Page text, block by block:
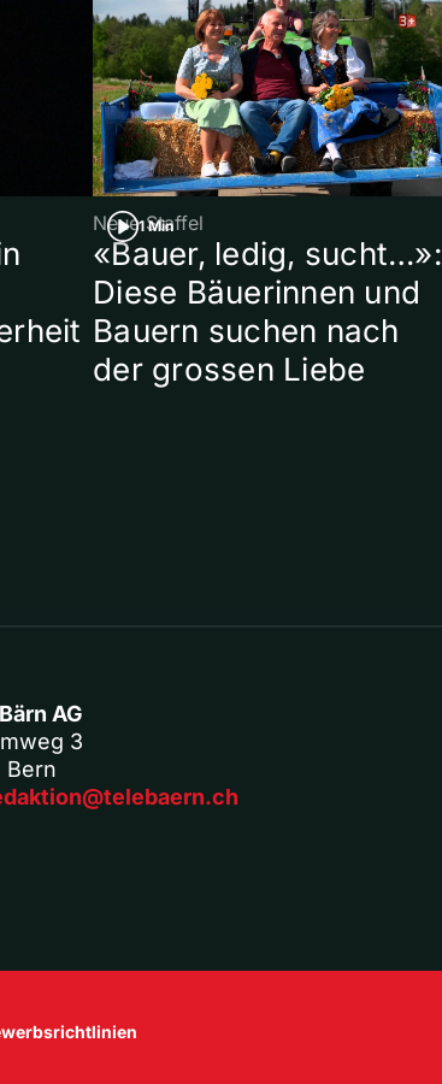
1 Min
Neue Staffel
«Bauer, ledig, sucht…»:
Diese Bäuerinnen und
Bauern suchen nach
der grossen Liebe
AG
3
Bern